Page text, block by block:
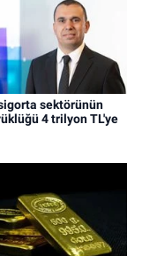
sektörünün
4 trilyon TL'ye